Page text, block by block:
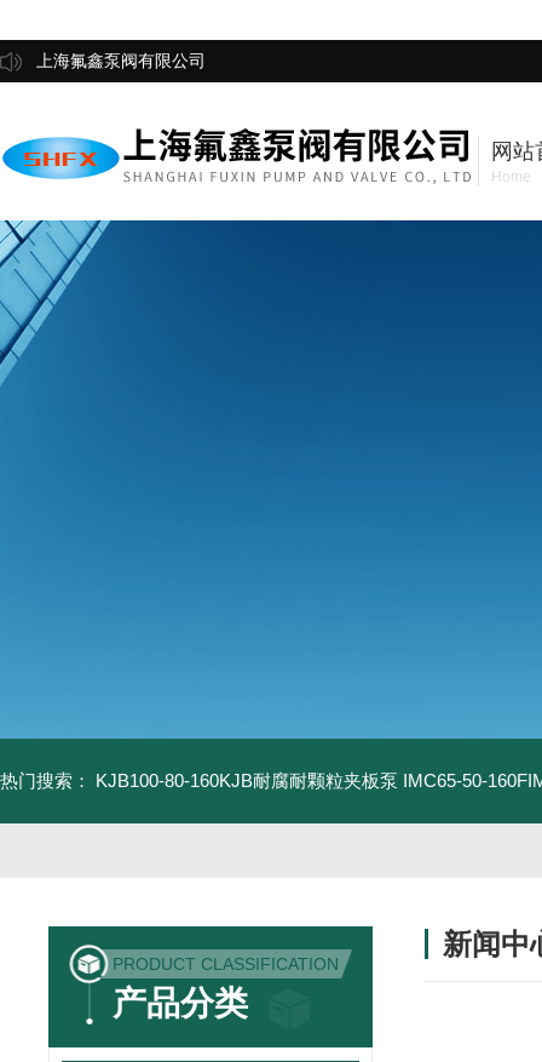
上海氟鑫泵阀有限公司
网站
Home
热门搜索： KJB100-80-160KJB耐腐耐颗粒夹板泵 IMC65-50-
PRODUCT CLASSIFICATION
产品分类
新闻中